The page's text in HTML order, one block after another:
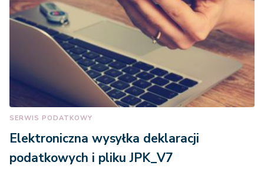
SERWIS PODATKOWY
Elektroniczna wysyłka deklaracji
podatkowych i pliku JPK_V7